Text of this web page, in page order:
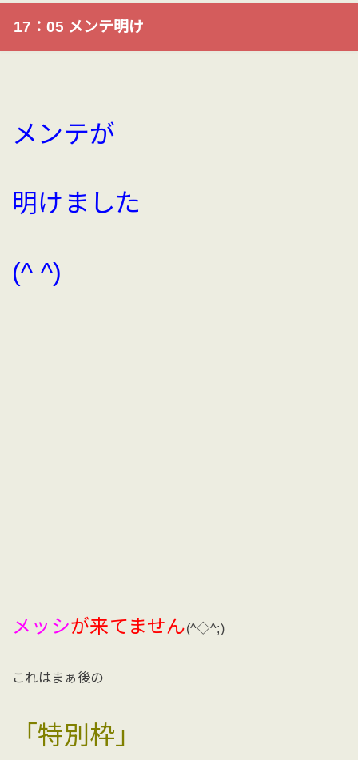
17：05 メンテ明け
メンテが
明けました
(^ ^)
メッシが来てません(^◇^;)
これはまぁ後の
「特別枠」